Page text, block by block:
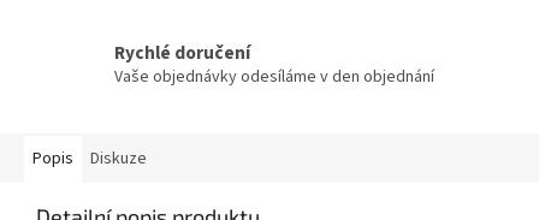
Rychlé doručení
Vaše objednávky odesíláme v den objednání
Popis Diskuze